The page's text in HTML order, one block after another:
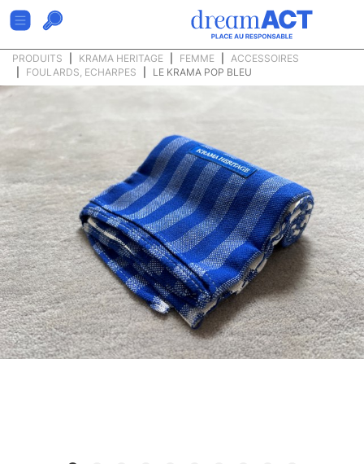
PRODUITS KRAMA HERITAGE FEMME
ACCESSOIRES
FOULARDS, ECHARPES
LE KRAMA POP BLEU